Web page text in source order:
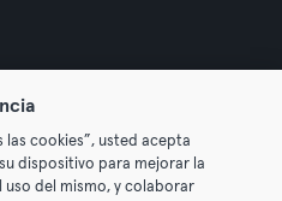
GmbH. All rights reserved.
las cookies”, usted acepta
dispositivo para mejorar la
uso del mismo, y colaborar